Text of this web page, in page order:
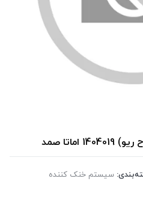
صمد
سیستم خنک کننده